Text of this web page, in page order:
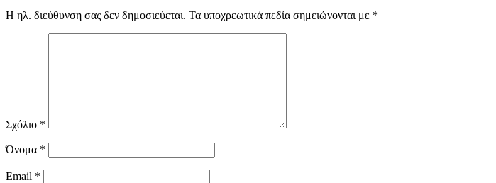
Η ηλ. διεύθυνση σας δεν δημοσιεύεται. Τα υποχρεωτικά πεδία σημειώνονται με *
Σχόλιο *
Όνομα *
Email *